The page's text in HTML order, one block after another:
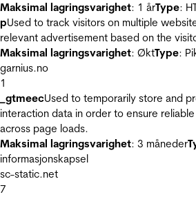
Maksimal lagringsvarighet: 1 årType:
pUsed to track visitors on multiple
relevant advertisement based on the
Maksimal lagringsvarighet: ØktType:
garnius.no
1
_gtmeecUsed to temporarily store and
interaction data in order to ensure
across page loads.
Maksimal lagringsvarighet: 3 måneder
informasjonskapsel
sc-static.net
7